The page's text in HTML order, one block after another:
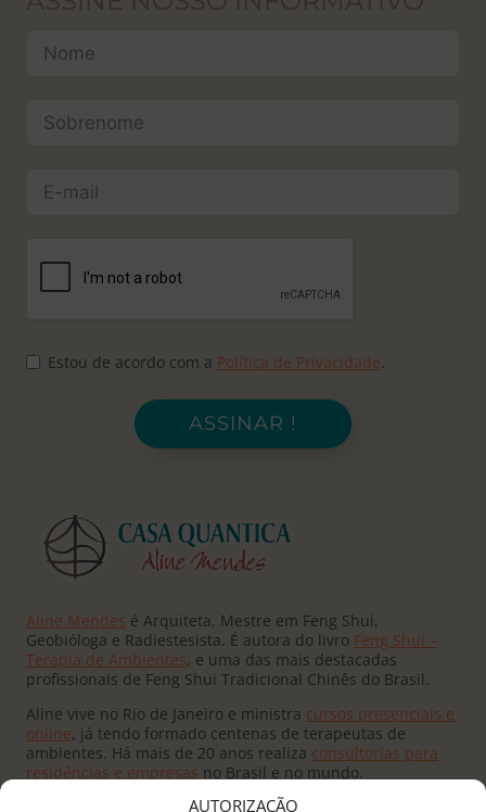
AUTORIZAÇÃO
Estou de acordo com a Política de Privacidade.
ASSINAR !
Aline Mendes é Arquiteta, Mestre em Feng Shui,
Geobióloga e Radiestesista. É autora do livro Feng Shui –
Terapia de Ambientes, e uma das mais destacadas
profissionais de Feng Shui Tradicional Chinês do Brasil.
Aline vive no Rio de Janeiro e ministra cursos presenciais e
online, já tendo formado centenas de terapeutas de
ambientes. Há mais de 20 anos realiza consultorias para
residências e empresas no Brasil e no mundo.